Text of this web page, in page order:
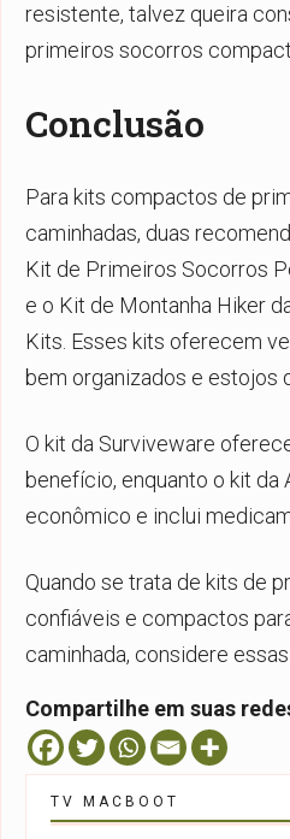
resistente, talvez queira
primeiros socorros
Conclusão
Para kits compactos de
caminhadas, duas
Kit de Primeiros Socorros
e o Kit de Montanha Hiker
Kits. Esses kits oferecem
bem organizados e estojos
O kit da Surviveware
benefício, enquanto o kit
econômico e inclui
Quando se trata de kits de
confiáveis e compactos
caminhada, considere
Compartilhe em suas
TV MACBOOT